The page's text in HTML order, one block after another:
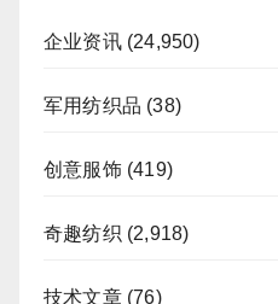
企业资讯(24,950)
军用纺织品 (38)
创意服饰(419)
奇趣纺织 (2,918)
技术文章(76)